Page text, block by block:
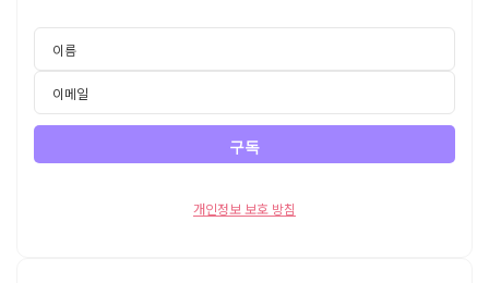
개인정보 보호 방침